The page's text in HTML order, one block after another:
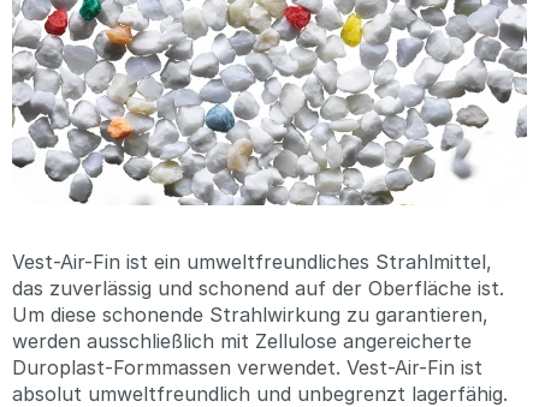
Vest-Air-Fin ist ein umweltfreundliches Strahlmittel,
das zuverlässig und schonend auf der Oberfläche ist.
Um diese schonende Strahlwirkung zu garantieren,
werden ausschließlich mit Zellulose angereicherte
Duroplast-Formmassen verwendet. Vest-Air-Fin ist
absolut umweltfreundlich und unbegrenzt lagerfähig.